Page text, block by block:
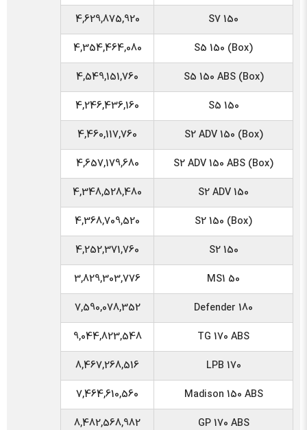
S7 150
4,629,875,920
S5 150 (Box)
4,354,464,080
S5 150 ABS (Box)
4,549,151,760
S5 150
4,246,436,160
S2 ADV 150 (Box)
4,460,117,760
S2 ADV 150 ABS (Box)
4,657,179,680
S2 ADV 150
4,348,528,480
S2 150 (Box)
4,368,709,520
S2 150
4,252,371,760
MS1 50
3,829,303,776
Defender 180
7,590,078,352
TG 170 ABS
9,044,823,548
LPB 170
8,467,268,516
Madison 150 ABS
7,464,610,560
GP 170 ABS
8,482,568,982